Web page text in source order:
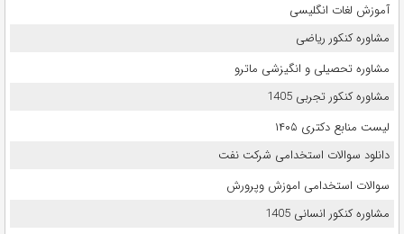
آموزش لغات انگلیسی
مشاوره کنکور ریاضی
مشاوره تحصیلی و انگیزشی ماترو
مشاوره کنکور تجربی 1405
لیست منابع دکتری ۱۴۰۵
دانلود سوالات استخدامی شرکت نفت
سوالات استخدامی اموزش وپرورش
مشاوره کنکور انسانی 1405